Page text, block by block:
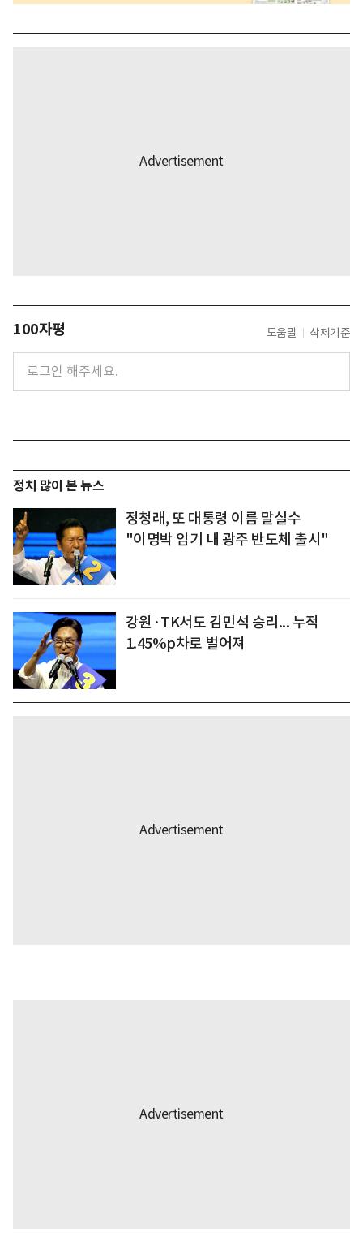
100자평 도움말 삭제기준
정치 많이 본 뉴스
정청래, 또 대통령 이름 말실수
"이명박 임기 내 광주 반도체 출시"
강원·TK서도 김민석 승리... 누적
1.45%p차로 벌어져